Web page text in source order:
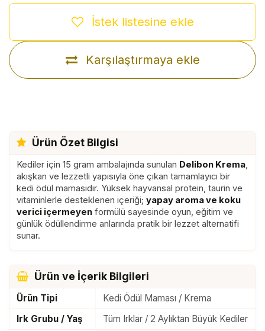
Karşılaştırmaya ekle
İstek listesine ekle
Ürün Özet Bilgisi
Kediler için 15 gram ambalajında sunulan Delibon Krema,
akışkan ve lezzetli yapısıyla öne çıkan tamamlayıcı bir
kedi ödül mamasıdır. Yüksek hayvansal protein, taurin ve
vitaminlerle desteklenen içeriği; yapay aroma ve koku
verici içermeyen formülü sayesinde oyun, eğitim ve
günlük ödüllendirme anlarında pratik bir lezzet alternatifi
sunar.
Ürün ve İçerik Bilgileri
Ürün Tipi
Kedi Ödül Maması / Krema
Irk Grubu / Yaş
Tüm Irklar / 2 Aylıktan Büyük Kediler